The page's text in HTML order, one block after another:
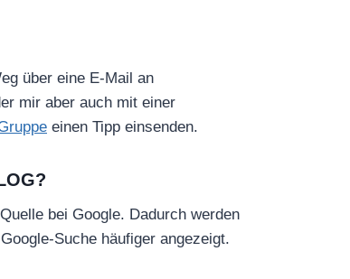
über eine E-Mail an
mir aber auch mit einer
einen Tipp einsenden.
bei Google. Dadurch werden
Suche häufiger angezeigt.